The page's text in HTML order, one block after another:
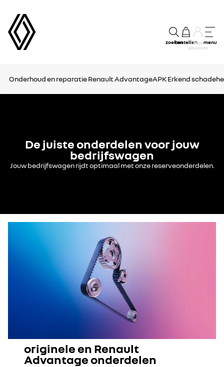
zoekenbestellenmijn
account
menu
Onderhoud en reparatie Renault AdvantageAPKErkend
De juiste onderdelen voor jouw
bedrijfswagen
Jouw bedrijfswagen rijdt optimaal met onze reserveonderdelen.
originele en Renault
Advantage onderdelen